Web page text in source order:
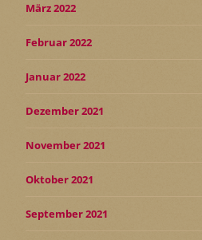
März 2022
Februar 2022
Januar 2022
Dezember 2021
November 2021
Oktober 2021
September 2021